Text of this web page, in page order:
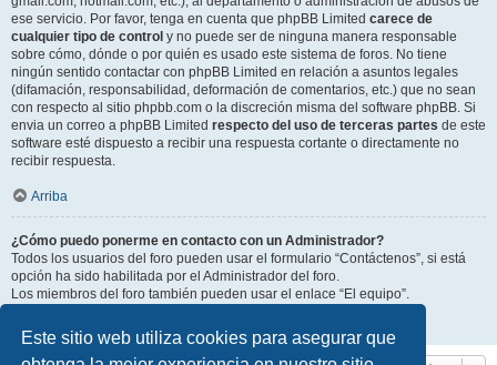
Este sitio web utiliza cookies para asegurar que
ese servicio. Por favor, tenga en cuenta que phpBB Limited carece de
cualquier tipo de control y no puede ser de ninguna manera responsable
sobre cómo, dónde o por quién es usado este sistema de foros. No tiene
ningún sentido contactar con phpBB Limited en relación a asuntos legales
(difamación, responsabilidad, deformación de comentarios, etc.) que no sean
con respecto al sitio phpbb.com o la discreción misma del software phpBB. Si
envia un correo a phpBB Limited respecto del uso de terceras partes de este
software esté dispuesto a recibir una respuesta cortante o directamente no
recibir respuesta.
Arriba
¿Cómo puedo ponerme en contacto con un Administrador?
Todos los usuarios del foro pueden usar el formulario “Contáctenos”, si está
opción ha sido habilitada por el Administrador del foro.
Los miembros del foro también pueden usar el enlace “El equipo”.
Arriba